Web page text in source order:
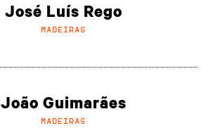
José Luís Rego
MADEIRAS
João Guimarães
MADEIRAS